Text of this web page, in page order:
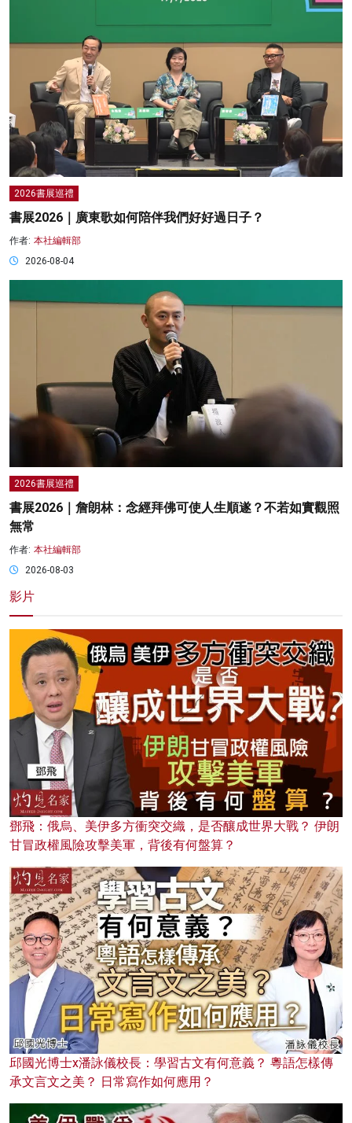
2026書展巡禮
書展2026｜廣東歌如何陪伴我們好好過日子？
作者: 本社編輯部
2026-08-04
2026書展巡禮
書展2026｜詹朗林：念經拜佛可使人生順遂？不若如實觀照
無常
作者: 本社編輯部
2026-08-03
影片
鄧飛：俄烏、美伊多方衝突交織，是否釀成世界大戰？ 伊朗
甘冒政權風險攻擊美軍，背後有何盤算？
邱國光博士x潘詠儀校長：學習古文有何意義？ 粵語怎樣傳
承文言文之美？ 日常寫作如何應用？